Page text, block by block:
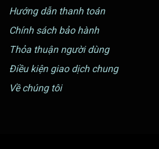
Hướng dẫn thanh toán
Chính sách bảo hành
Thỏa thuận người dùng
Điều kiện giao dịch chung
Về chúng tôi